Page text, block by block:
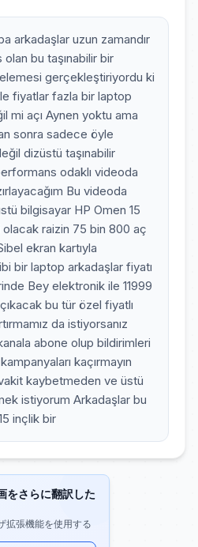
arkadaşlar uzun zamandır
bu taşınabilir bir
gerçekleştiriyordu ki
fiyatlar fazla bir laptop
mi açı Aynen yoktu ama
sonra sadece öyle
dizüstü taşınabilir
odaklı videoda
Bu videoda
bilgisayar HP Omen 15
olacak raizin 75 bin 800 aç
ekran kartıyla
bir laptop arkadaşlar fiyatı
Bey elektronik ile 11999
bu tür özel fiyatlı
da istiyorsanız
abone olup bildirimleri
kaçırmayın
kaybetmeden ve üstü
istiyorum Arkadaşlar bu
inçlik bir
をさらに翻訳した
拡張機能を使用する